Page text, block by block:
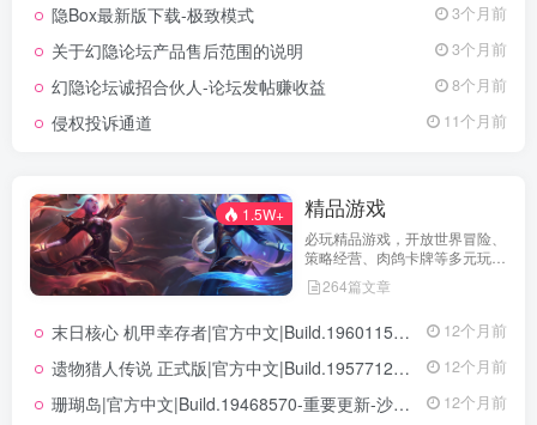
们坚持公开透明，通过权威通知
坛获得更优质、安全的使用体
验！立即查看，不错过关键信
息！
隐Box最新版下载-极致模式 3个月前
关于幻隐论坛产品售后范围的说明 3个月前
幻隐论坛诚招合伙人-论坛发帖赚收益 8个月前
侵权投诉通道 11个月前
1.5W+ 精品游戏
必玩精品游戏，开放世界冒险、
策略经营、肉鸽卡牌等多元玩
法，满足不同玩家的喜好 。
264篇文章
末日核心 机甲幸存者|官方中文|Build.19601158|解压即撸| 12个月前
遗物猎人传说 正式版|官方中文|Build.19577129+全DLC|解压即撸| 12个月前
珊瑚岛|官方中文|Build.19468570-重要更新-沙盒|解压即撸| 12个月前